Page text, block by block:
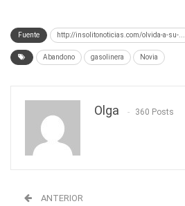
Fuente http://insolitonoticias.com/olvida-a-su-...
Abandono gasolinera Novia
Olga 360 Posts
ANTERIOR